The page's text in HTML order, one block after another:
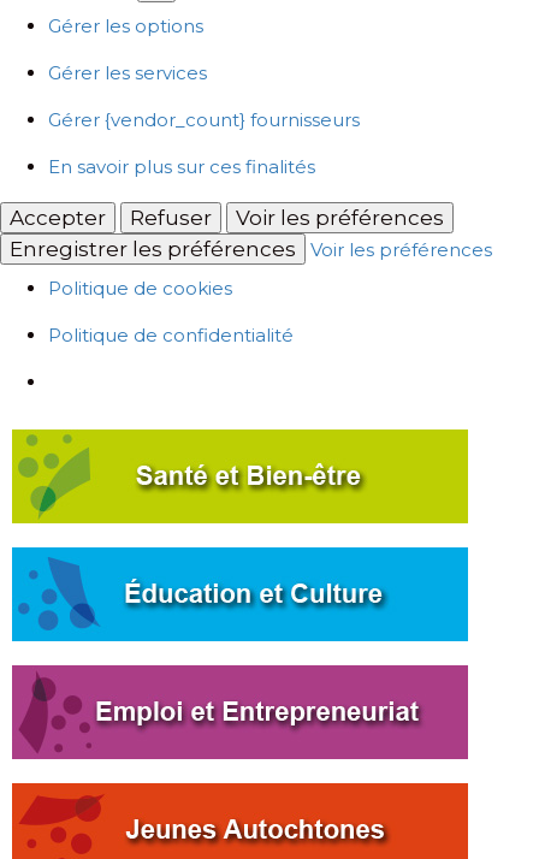
Gérer les options
Gérer les services
Gérer {vendor_count} fournisseurs
En savoir plus sur ces finalités
Accepter Refuser
Voir les préférences
Enregistrer les préférences
Voir les préférences
Politique de cookies
Politique de confidentialité